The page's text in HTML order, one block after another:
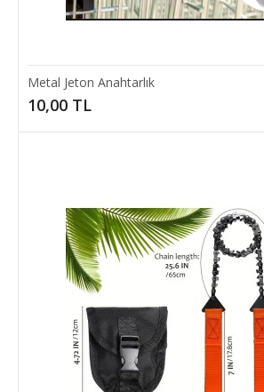
Add to wishlist
Metal Jeton Anahtarlık
10,00 TL